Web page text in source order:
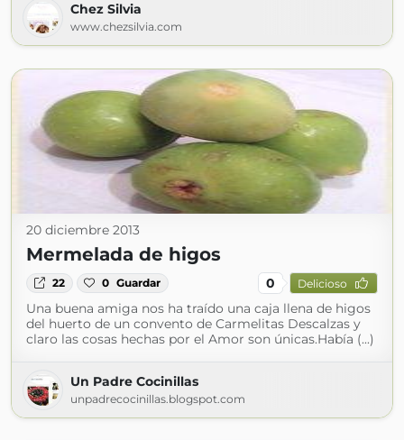
Chez Silvia
www.chezsilvia.com
20 diciembre 2013
Mermelada de higos
22 0 Guardar 0 Delicioso
Una buena amiga nos ha traído una caja llena de higos
del huerto de un convento de Carmelitas Descalzas y
claro las cosas hechas por el Amor son únicas.Había (...)
Un Padre Cocinillas
unpadrecocinillas.blogspot.com